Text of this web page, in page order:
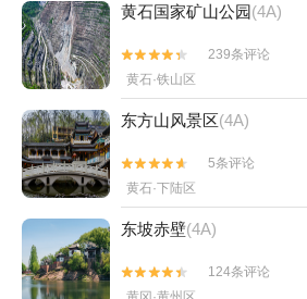
黄石国家矿山公园(4A)


239条评论
黄石·铁山区
东方山风景区(4A)


5条评论
黄石·下陆区
东坡赤壁(4A)


124条评论